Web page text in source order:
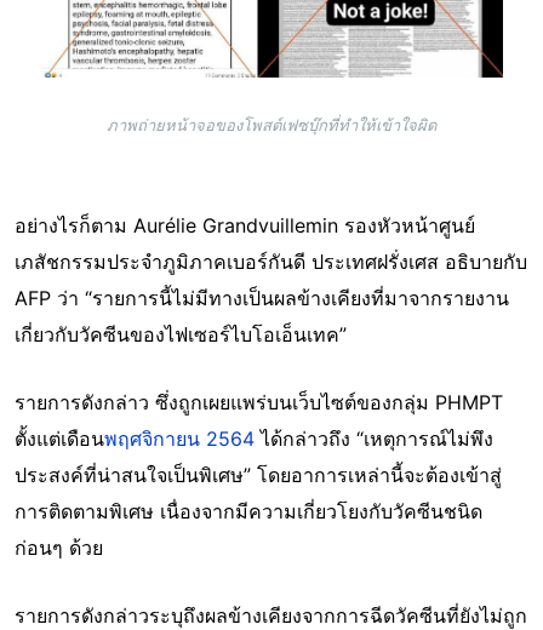
ภาพถ่ายหน้าจอของโพสต์เฟซบุ๊กที่ทำให้เข้าใจผิด
อย่างไรก็ตาม Aurélie Grandvuillemin รองหัวหน้าศูนย์
เภสัชกรรมประจำภูมิภาคเบอร์กันดี ประเทศฝรั่งเศส อธิบายกับ
AFP ว่า “รายการนี้ไม่มีทางเป็นผลข้างเคียงที่มาจากรายงาน
เกี่ยวกับวัคซีนของไฟเซอร์ไบโอเอ็นเทค”
รายการดังกล่าว ซึ่งถูกเผยแพร่บนเว็บไซต์ของกลุ่ม PHMPT
ตั้งแต่เดือนพฤศจิกายน 2564ได้กล่าวถึง “เหตุการณ์ไม่พึง
ประสงค์ที่น่าสนใจเป็นพิเศษ” โดยอาการเหล่านี้จะต้องเข้าสู่
การติดตามพิเศษ เนื่องจากมีความเกี่ยวโยงกับวัคซีนชนิด
ก่อนๆ ด้วย
รายการดังกล่าวระบุถึงผลข้างเคียงจากการฉีดวัคซีนที่ยังไม่ถูก